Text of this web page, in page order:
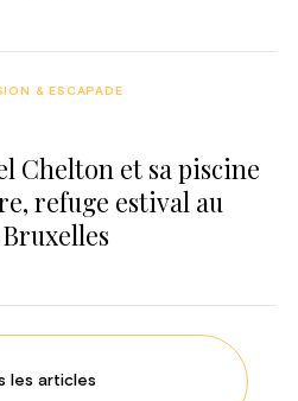
Chelton et sa piscine
refuge estival au
& ESCAPADE
les articles